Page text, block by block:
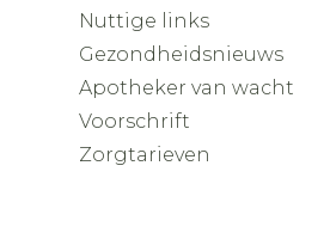
Nuttige links
Gezondheidsnieuws
Apotheker van wacht
Voorschrift
Zorgtarieven